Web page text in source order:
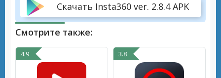
Скачать Insta360 ver. 2.8.4 APK
Смотрите также:
4.9 3.8